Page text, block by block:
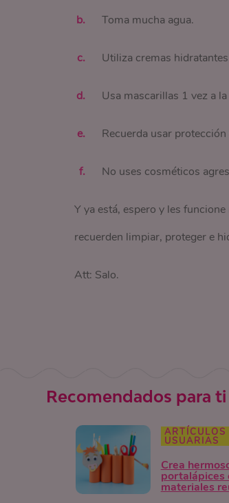
Toma mucha agua.
Utiliza cremas
Usa mascarillas 1 vez a
Recuerda usar
No uses cosméticos
Y ya está, espero y les
recuerden limpiar, proteger e
Att: Salo.
Recomendados para ti
ARTÍCULOS
USUARIAS
Crea
portalápices
materiales